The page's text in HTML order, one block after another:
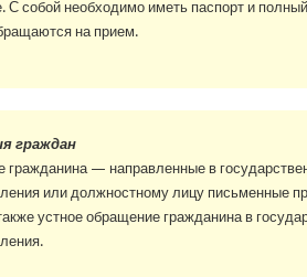
С собой необходимо иметь паспорт и
на прием.
граждан
— направленные в
или должностному лицу письменные
устное обращение гражданина в